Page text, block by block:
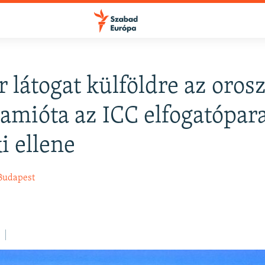
látogat külföldre az
az ICC
ellene
FELIRATKOZÁS